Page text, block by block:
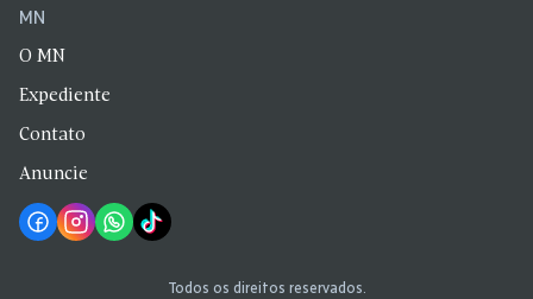
MN
O MN
Expediente
Contato
Anuncie
Todos os direitos reservados.